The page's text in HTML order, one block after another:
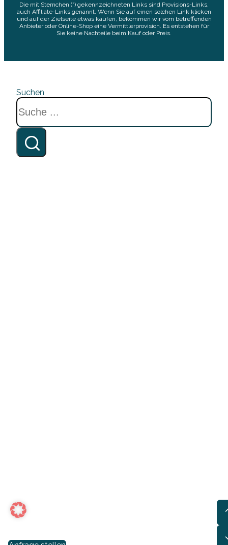
Die mit Sternchen (*) gekennzeichneten Links sind Provisions-Links,
auch Affiliate-Links genannt. Wenn Sie auf einen solchen Link klicken
und auf der Zielseite etwas kaufen, bekommen wir vom betreffenden
Anbieter oder Online-Shop eine Vermittlerprovision. Es entstehen für
Sie keine Nachteile beim Kauf oder Preis.
Suchen